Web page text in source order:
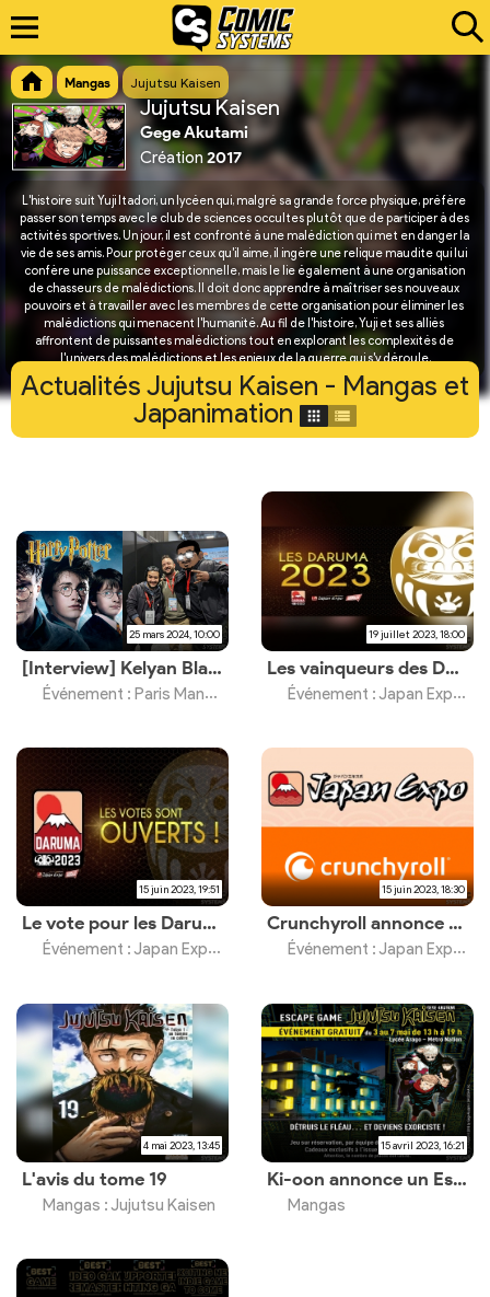
Mangas Jujutsu Kaisen
Jujutsu Kaisen
Gege Akutami
Création2017
L'histoire suit Yuji Itadori, un lycéen qui, malgré sa grande force physique, préfère
passer son temps avec le club de sciences occultes plutôt que de participer à des
activités sportives. Un jour, il est confronté à une malédiction qui met en danger la
vie de ses amis. Pour protéger ceux qu'il aime, il ingère une relique maudite qui lui
confère une puissance exceptionnelle, mais le lie également à une organisation
de chasseurs de malédictions. Il doit donc apprendre à maîtriser ses nouveaux
pouvoirs et à travailler avec les membres de cette organisation pour éliminer les
malédictions qui menacent l'humanité. Au fil de l'histoire, Yuji et ses alliés
affrontent de puissantes malédictions tout en explorant les complexités de
l'univers des malédictions et les enjeux de la guerre qui s'y déroule.
Actualités Jujutsu Kaisen - Mangas et
Japanimation
25 mars 2024, 10:00
[Interview] Kelyan Blanc sur Harry Potter et les anime
Événement : Paris Manga Sci-Fi Show
19 juillet 2023, 18:00
Les vainqueurs des Daruma 2023
Événement : Japan Expo 22e Impact
15 juin 2023, 19:51
Le vote pour les Daruma 2023 est ouvert
Événement : Japan Expo 22e Impact
15 juin 2023, 18:30
Crunchyroll annonce sa présence
Événement : Japan Expo 22e Impact
4 mai 2023, 13:45
L'avis du tome 19
Mangas : Jujutsu Kaisen
15 avril 2023, 16:21
Ki-oon annonce un Escape Game Jujutsu Kaisen gratuit à Paris
Mangas